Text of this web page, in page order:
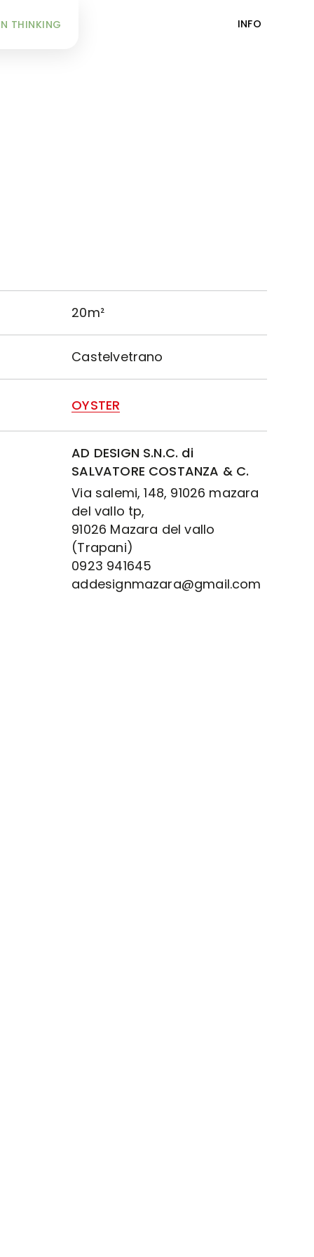
INFO
THINKING
20m²
Castelvetrano
OYSTER
AD DESIGN S.N.C. di
SALVATORE COSTANZA & C.
Via salemi, 148, 91026 mazara
del vallo tp,
91026 Mazara del vallo
(Trapani)
0923 941645
addesignmazara@gmail.com